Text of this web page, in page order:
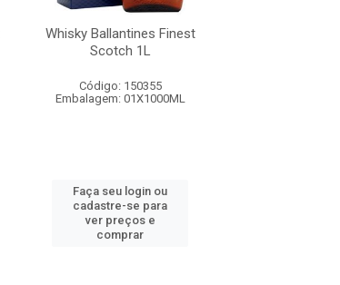
Whisky Ballantines Finest
Scotch 1L
Código: 150355
Embalagem: 01X1000ML
Faça seu login ou
cadastre-se para
ver preços e
comprar